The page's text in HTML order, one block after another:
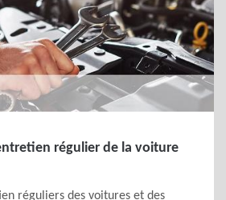
régulier de la voiture
réguliers des voitures et des